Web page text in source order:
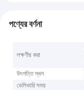
পণ্যের বর্ণনা
লক্ষণীয় করা
উৎপত্তি স্থল
ডেলিভারি সময়